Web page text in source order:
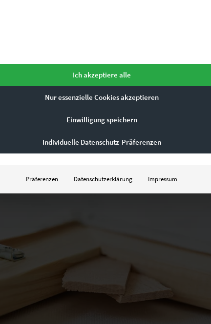
Rohstoffe für das Gewebe, wie z.B. auf Hanf
Gewebe verwendet. Dabei ist die Bindung beim
das?
Holzrahmen aufgespannt. Bilder auf Leinwand sind
Veränderungen insbesondere in der Größe
es die AusführungLeinwand auf Keilrahmen. Hierbei
dass die Bilder auf Leinwand für eine optimale Optik
Ich akzeptiere alle
Nur essenzielle Cookies akzeptieren
Einwilligung speichern
Individuelle Datenschutz-Präferenzen
Präferenzen Datenschutzerklärung Impressum